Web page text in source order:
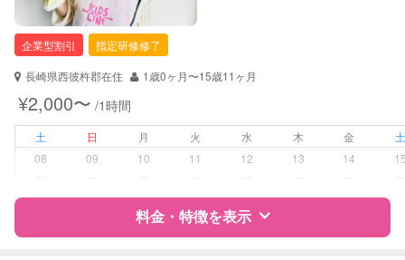
保育士
幼稚園教諭
夜間対応
子育て経験
病児対応 病児、病後児、ともに不可
障がい児対応 対応可否は個別に相談
企業型割引
指定研修修了
長崎県西彼杵郡在住
1歳0ヶ月〜15歳11ヶ月
¥2,000〜 /1時間
土 日 月 火 水 木 金
08
09 10 11 12 13 14
料金・特徴を表示